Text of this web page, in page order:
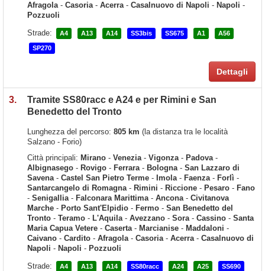
Afragola- Casoria- Acerra- Casalnuovo di Napoli - Napoli -
Pozzuoli
Strade:
A4 A13 A14 SS3bis SS675 A1 A56
SP270
Dettagli
3.
Tramite SS80racc e A24 e per Rimini e San
Benedetto del Tronto
Lunghezza del percorso: 805 km (la distanza tra le località
Salzano - Forio)
Città principali: Mirano - Venezia- Vigonza- Padova-
Albignasego - Rovigo - Ferrara- Bologna- San Lazzaro di
Savena- Castel San Pietro Terme - Imola- Faenza- Forlì -
Santarcangelo di Romagna- Rimini - Riccione - Pesaro - Fano
- Senigallia- Falconara Marittima- Ancona- Civitanova
Marche - Porto Sant'Elpidio - Fermo - San Benedetto del
Tronto - Teramo - L'Aquila- Avezzano - Sora- Cassino - Santa
Maria Capua Vetere - Caserta- Marcianise - Maddaloni -
Caivano - Cardito - Afragola- Casoria- Acerra- Casalnuovo di
Napoli - Napoli - Pozzuoli
Strade:
A4 A13 A14 SS80racc A24 A25 SS690